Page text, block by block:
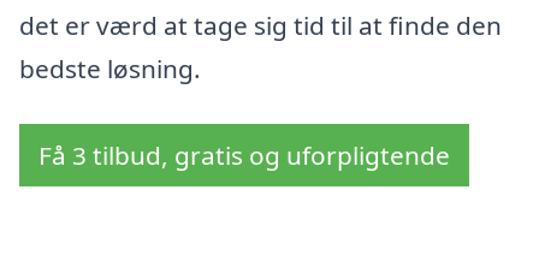
det er værd at tage sig tid til at finde den
bedste løsning.
Få 3 tilbud, gratis og uforpligtende